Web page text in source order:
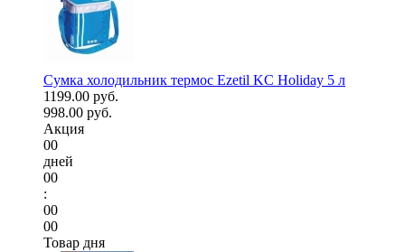
Сумка холодильник термос Ezetil KC Holiday 5 л
1199.00 руб.
998.00 руб.
Акция
00
дней
00
:
00
00
Товар дня